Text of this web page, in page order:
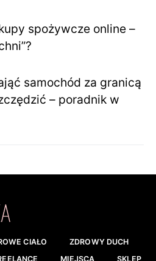
spożywcze online –
samochód za granicą
– poradnik w
CIAŁO
ZDROWY DUCH
MIEJSCA SKLEP